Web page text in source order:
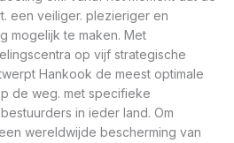
een veiliger. plezieriger en
mogelijk te maken. Met
op vijf strategische
Hankook de meest optimale
de weg. met specifieke
in ieder land. Om
wereldwijde bescherming van